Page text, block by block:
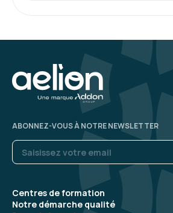
Centres de formation
Notre démarche qualité
ABONNEZ-VOUS À NOTRE NEWSLETTER